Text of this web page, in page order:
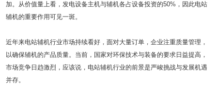
加。从价值量上看，发电设备主机与辅机各占设备投资的50%，因此电站
辅机的重要作用可见一斑。
近年来电站辅机行业市场持续看好，面对大量订单，企业注重质量管理，
以确保辅机的产品质量。当前，国家对环保技术与装备的要求日益提高，
市场竞争日趋激烈，应该说，电站辅机行业的前景是严峻挑战与发展机遇
并存。